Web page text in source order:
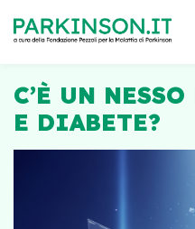
C’È UN
E DIABETE?